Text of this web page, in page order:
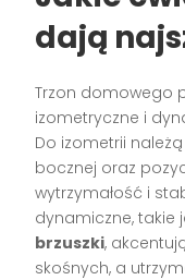
dają
Trzon domowego
izometryczne i
Do izometrii
bocznej oraz
wytrzymałość i
dynamiczne, takie
brzuszki,
skośnych, a